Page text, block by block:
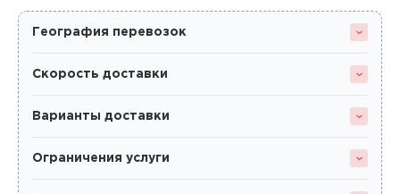
География перевозок
Скорость доставки
Варианты доставки
Ограничения услуги